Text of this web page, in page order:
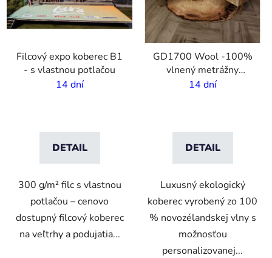
Filcový expo koberec B1
- s vlastnou potlačou
14 dní
DETAIL
300 g/m² filc s vlastnou
potlačou – cenovo
dostupný filcový koberec
na veľtrhy a podujatia...
GD1700 Wool -100%
vlnený metrážny
koberec s vlastnou
14 dní
DETAIL
Luxusný ekologický
koberec vyrobený zo 100
% novozélandskej vlny s
možnosťou
personalizovanej...